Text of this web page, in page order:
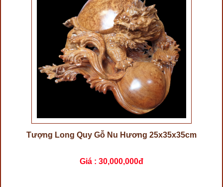
Tượng Long Quy Gỗ Nu Hương 25x35x35cm
Giá : 30,000,000đ